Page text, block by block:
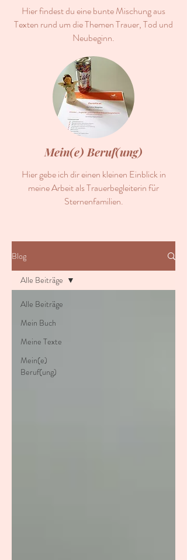
Hier findest du eine bunte Mischung aus
Texten rund um die Themen Trauer, Tod und
Neubeginn.
Mein(e) Beruf(ung)
Hier gebe ich dir einen kleinen Einblick in
meine Arbeit als Trauerbegleiterin für
Sternenfamilien.
Blog
Alle Beiträge
Mein Buch
Meine Texte
Mein(e)
Beruf(ung)
Alle Beiträge